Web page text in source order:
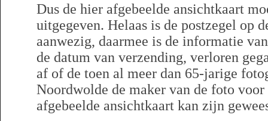
Dus de hier afgebeelde ansichtkaart
uitgegeven. Helaas is de postzegel op
aanwezig, daarmee is de informatie
de datum van verzending, verloren
af of de toen al meer dan 65-jarige
Noordwolde de maker van de foto
afgebeelde ansichtkaart kan zijn